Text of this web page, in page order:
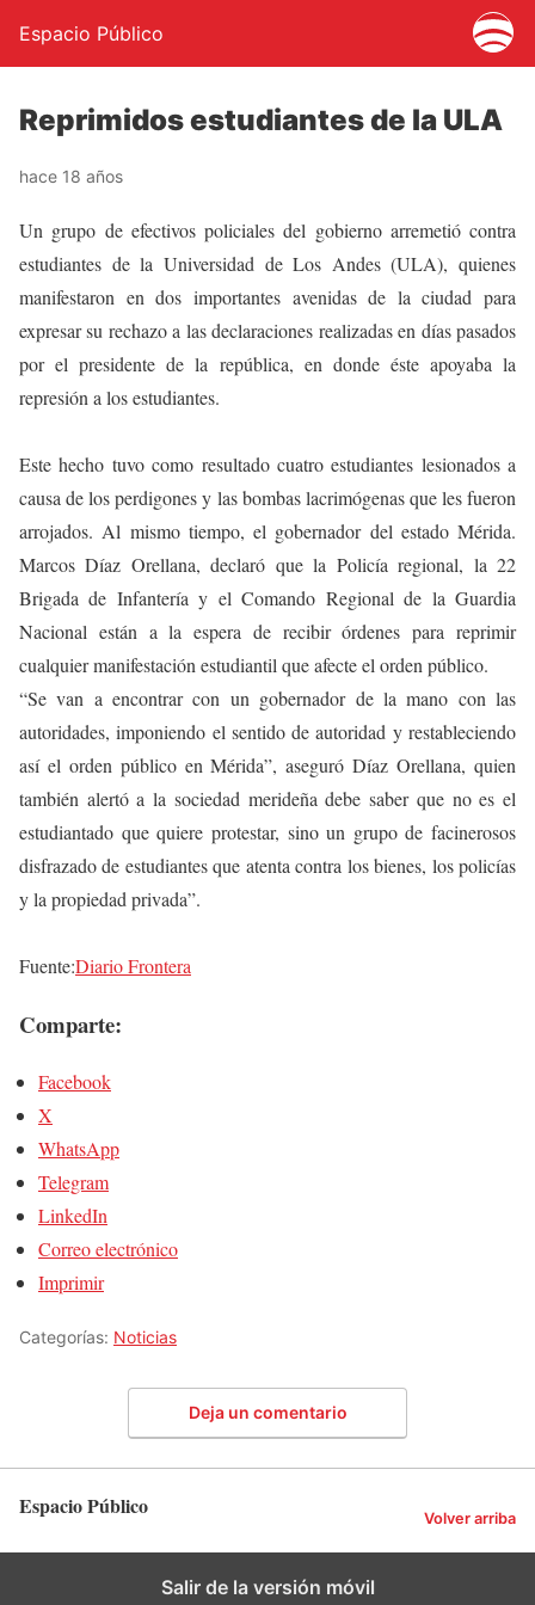
Espacio Público
Reprimidos estudiantes de la ULA
hace 18 años
Un grupo de efectivos policiales del gobierno arremetió contra
estudiantes de la Universidad de Los Andes (ULA), quienes
manifestaron en dos importantes avenidas de la ciudad para
expresar su rechazo a las declaraciones realizadas en días pasados
por el presidente de la república, en donde éste apoyaba la
represión a los estudiantes.
Este hecho tuvo como resultado cuatro estudiantes lesionados a
causa de los perdigones y las bombas lacrimógenas que les fueron
arrojados. Al mismo tiempo, el gobernador del estado Mérida.
Marcos Díaz Orellana, declaró que la Policía regional, la 22
Brigada de Infantería y el Comando Regional de la Guardia
Nacional están a la espera de recibir órdenes para reprimir
cualquier manifestación estudiantil que afecte el orden público.
“Se van a encontrar con un gobernador de la mano con las
autoridades, imponiendo el sentido de autoridad y restableciendo
así el orden público en Mérida”, aseguró Díaz Orellana, quien
también alertó a la sociedad merideña debe saber que no es el
estudiantado que quiere protestar, sino un grupo de facinerosos
disfrazado de estudiantes que atenta contra los bienes, los policías
y la propiedad privada”.
Fuente:Diario Frontera
Comparte:
Facebook
X
WhatsApp
Telegram
LinkedIn
Correo electrónico
Imprimir
Categorías: Noticias
Deja un comentario
Espacio Público Volver arriba
Salir de la versión móvil